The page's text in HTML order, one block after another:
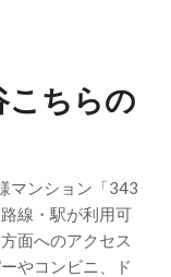
こちらの
マンション「343
線・駅が利用可
面へのアクセス
やコンビニ、ド